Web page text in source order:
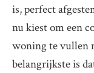
is, perfect
nu kiest om een
woning te vullen
belangrijkste is